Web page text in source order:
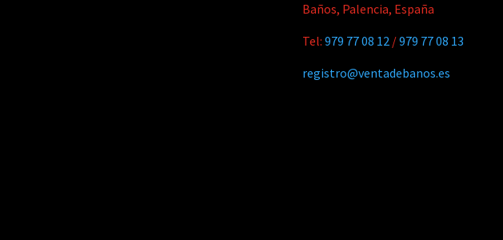
Baños, Palencia, España
Tel:979 77 08 12 /979 77 08 13
registro@ventadebanos.es